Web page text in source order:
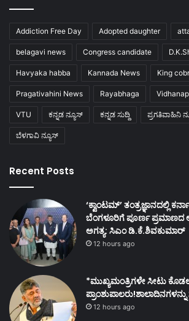
Addiction Free Day Adopted daughter
belagavi news Congress candidate
Havyaka habba Kannada News King
Pragativahini News Rayabhaga
VTU ಕನ್ನಡ ನ್ಯೂಸ್ ಕನ್ನಡ ಸುದ್ದಿ ಪ್ರಗತಿವಾಹಿನಿ
ಬೆಳಗಾವಿ ನ್ಯೂಸ್
Recent Posts
‘ಕ್ವಾಂಟಮ್’ ತಂತ್ರಜ್ಞಾನದಲ್ಲಿ
ಬೆಂಗಳೂರಿಗೆ ಪೂರ್ಣ ಪ್ರಮಾಣದ
ಅಗತ್ಯ: ಸಿಎಂ ಡಿ.ಕೆ.ಶಿವಕುಮಾರ್
12 hours ago
*ಮುಖ್ಯಮಂತ್ರಿಗಳೇ ಸೀಟು
12 hours ago